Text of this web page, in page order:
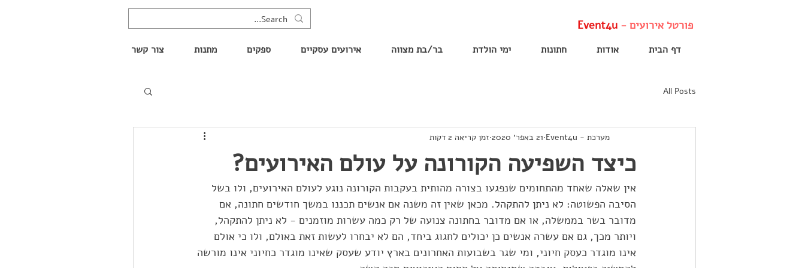
פורטל אירועים - Event4u
דף הבית אודות חתונות ימי הולדת בר/בת מצווה אירועים עסקיים ספקים מתנות צור קשר
All Posts
כיצד השפיעה הקורונה על עולם האירועים?
מערכת - Event4u 21 באפר׳ 2020 זמן קריאה 2 דקות
אין שאלה שאחד מהתחומים שנפגעו בצורה מהותית בעקבות הקורונה נוגע לעולם האירועים, ולו בשל
הסיבה הפשוטה: לא ניתן להתקהל. מכאן שאין זה משנה אם אנשים תכננו במשך חודשים חתונה, אם
מדובר בשר בממשלה, או אם מדובר בחתונה צנועה של רק כמה עשרות מוזמנים - לא ניתן להתקהל,
ויותר מכך, גם אם עשרה אנשים כן יכולים לחגוג ביחד, הם לא יבחרו לעשות זאת באולם, ולו כי אולם
אינו מוגדר כעסק חיוני, ומי שגר בשבועות האחרונים בארץ יודע שעסק שאינו מוגדר כחיוני אינו מורשה